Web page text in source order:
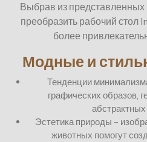
Выбрав из
преобразить рабочий стол
более
Модные и
Тенденции
графических образов,
Эстетика природы –
животных помогут